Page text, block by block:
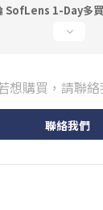
SofLens 1-Day多
想購買，請聯絡
聯絡我們